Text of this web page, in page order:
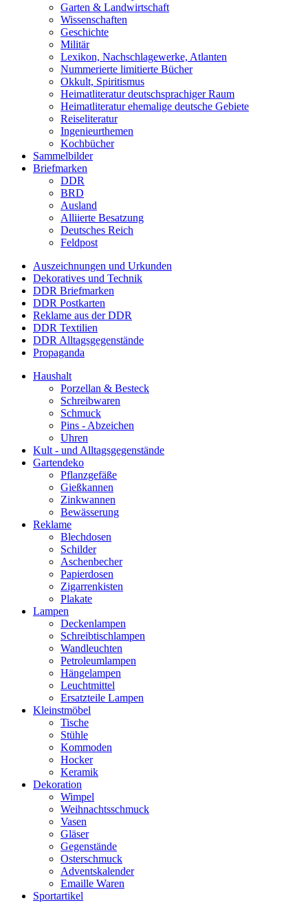
Garten & Landwirtschaft
Wissenschaften
Geschichte
Militär
Lexikon, Nachschlagewerke, Atlanten
Nummerierte limitierte Bücher
Okkult, Spiritismus
Heimatliteratur deutschsprachiger Raum
Heimatliteratur ehemalige deutsche Gebiete
Reiseliteratur
Ingenieurthemen
Kochbücher
Sammelbilder
Briefmarken
DDR
BRD
Ausland
Alliierte Besatzung
Deutsches Reich
Feldpost
Auszeichnungen und Urkunden
Dekoratives und Technik
DDR Briefmarken
DDR Postkarten
Reklame aus der DDR
DDR Textilien
DDR Alltagsgegenstände
Propaganda
Haushalt
Porzellan & Besteck
Schreibwaren
Schmuck
Pins - Abzeichen
Uhren
Kult - und Alltagsgegenstände
Gartendeko
Pflanzgefäße
Gießkannen
Zinkwannen
Bewässerung
Reklame
Blechdosen
Schilder
Aschenbecher
Papierdosen
Zigarrenkisten
Plakate
Lampen
Deckenlampen
Schreibtischlampen
Wandleuchten
Petroleumlampen
Hängelampen
Leuchtmittel
Ersatzteile Lampen
Kleinstmöbel
Tische
Stühle
Kommoden
Hocker
Keramik
Dekoration
Wimpel
Weihnachtsschmuck
Vasen
Gläser
Gegenstände
Osterschmuck
Adventskalender
Emaille Waren
Sportartikel